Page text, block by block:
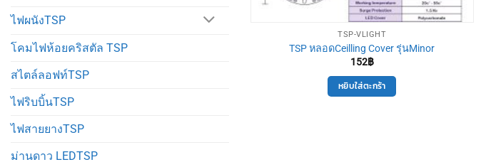
ไฟผนังTSP
โคมไฟห้อยคริสตัล TSP
สไตล์ลอฟท์TSP
ไฟริบบิ้นTSP
ไฟสายยางTSP
ม่านดาว LEDTSP
TSP-VLIGHT
TSP หลอดCeilling Cover รุ่นMinor
152฿
หยิบใส่ตะกร้า